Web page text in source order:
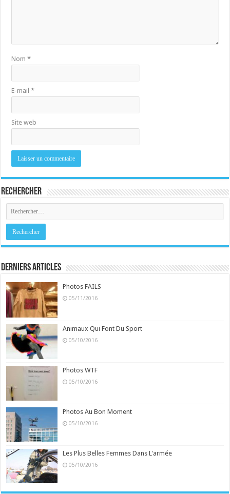
Nom*
E-mail*
Site web
Rechercher
Derniers Articles
Photos FAILS
05/11/2016
Animaux Qui Font Du Sport
05/10/2016
Photos WTF
05/10/2016
Photos Au Bon Moment
05/10/2016
Les Plus Belles Femmes Dans L'armée
05/10/2016